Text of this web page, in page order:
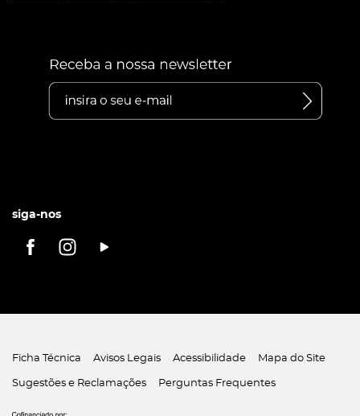
siga-nos
Ficha Técnica Avisos Legais Acessibilidade Mapa do Site
Sugestões e Reclamações Perguntas Frequentes